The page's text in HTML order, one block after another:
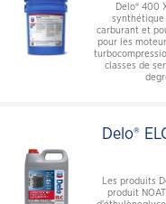
Delo® 400
synthétique
carburant et
pour les
classes de
Delo®
Les produits
produit